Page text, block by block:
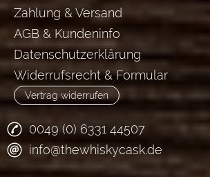
Zahlung & Versand
AGB & Kundeninfo
Datenschutzerklärung
Widerrufsrecht & Formular
Vertrag widerrufen
0049 (0) 6331 44507
info@thewhiskycask.de